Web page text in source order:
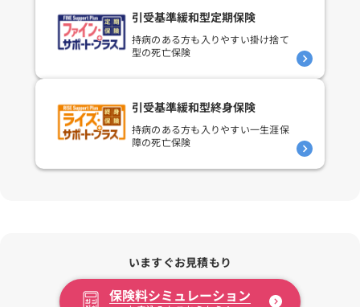
引受基準緩和型定期保険
持病のある方も入りやすい掛け捨て
型の死亡保険
引受基準緩和型終身保険
持病のある方も入りやすい一生涯保
障の死亡保険
いますぐお見積もり
保険料シミュレーション